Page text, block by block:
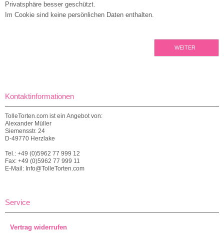
Privatsphäre besser geschützt.
Im Cookie sind keine persönlichen Daten enthalten.
WEITER
Kontaktinformationen
TolleTorten.com ist ein Angebot von:
Alexander Müller
Siemensstr. 24
D-49770 Herzlake
Tel.: +49 (0)5962 77 999 12
Fax: +49 (0)5962 77 999 11
E-Mail: Info@TolleTorten.com
Service
Vertrag widerrufen